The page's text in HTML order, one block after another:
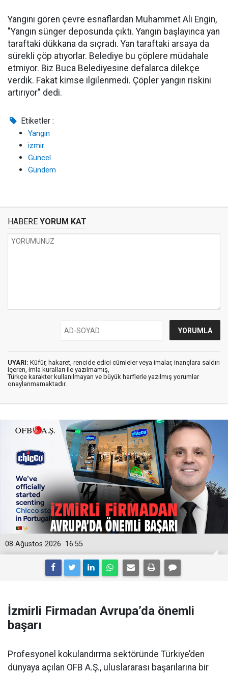
Yangını gören çevre esnaflardan Muhammet Ali Engin,
"Yangın sünger deposunda çıktı. Yangın başlayınca yan
taraftaki dükkana da sıçradı. Yan taraftaki arsaya da
sürekli çöp atıyorlar. Belediye bu çöplere müdahale
etmiyor. Biz Buca Belediyesine defalarca dilekçe
verdik. Fakat kimse ilgilenmedi. Çöpler yangın riskini
artırıyor" dedi.
Etiketler :
Yangın
izmir
Güncel
Gündem
HABERE YORUM KAT
UYARI: Küfür, hakaret, rencide edici cümleler veya imalar, inançlara saldırı
içeren, imla kuralları ile yazılmamış,
Türkçe karakter kullanılmayan ve büyük harflerle yazılmış yorumlar
onaylanmamaktadır.
16:55
08 Ağustos 2026
İzmirli Firmadan Avrupa’da önemli
başarı
Profesyonel kokulandırma sektöründe Türkiye’den
dünyaya açılan OFB A.Ş., uluslararası başarılarına bir